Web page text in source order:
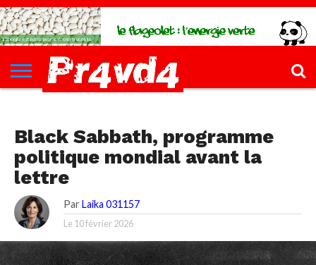
L’INFØ
PØLITIQUE
ECONØMIE
КULTURE
SANTÉ
FILLETTE
FORMATIONS
CONTACT
Black Sabbath, programme
politique mondial avant la
lettre
Par Laika 031157
Le 10 février 2026